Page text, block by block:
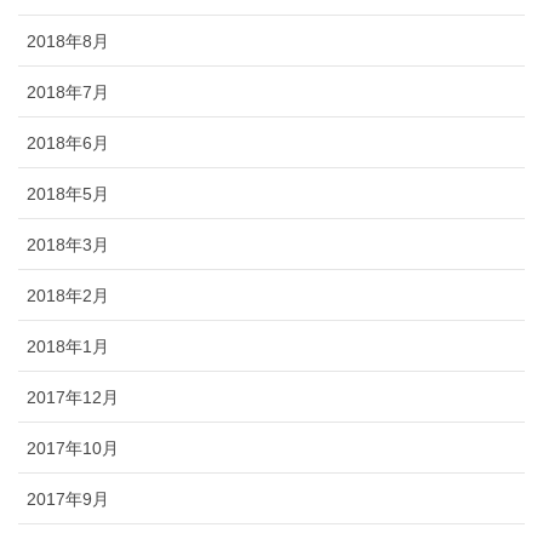
2018年8月
2018年7月
2018年6月
2018年5月
2018年3月
2018年2月
2018年1月
2017年12月
2017年10月
2017年9月